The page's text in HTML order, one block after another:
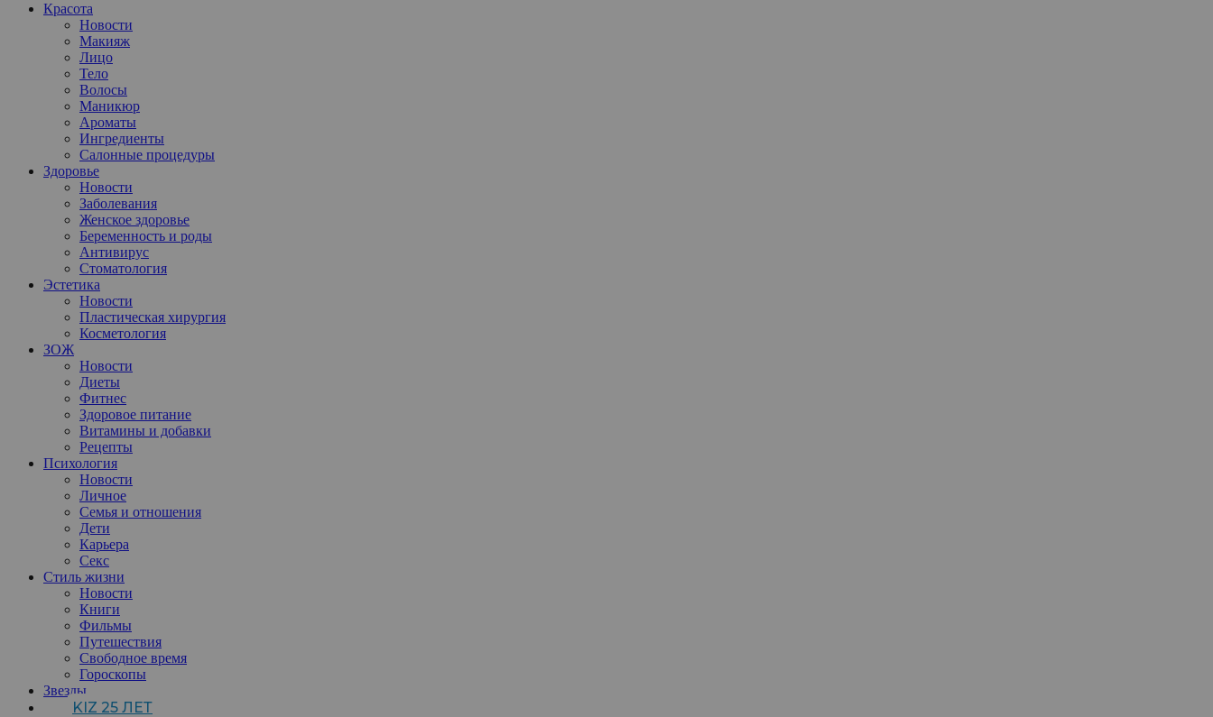
Красота
Новости
Макияж
Лицо
Тело
Волосы
Маникюр
Ароматы
Ингредиенты
Салонные процедуры
Здоровье
Новости
Заболевания
Женское здоровье
Беременность и роды
Антивирус
Стоматология
Эстетика
Новости
Пластическая хирургия
Косметология
ЗОЖ
Новости
Диеты
Фитнес
Здоровое питание
Витамины и добавки
Рецепты
Психология
Новости
Личное
Семья и отношения
Дети
Карьера
Секс
Стиль жизни
Новости
Книги
Фильмы
Путешествия
Свободное время
Гороскопы
Звезды
KIZ 25 ЛЕТ